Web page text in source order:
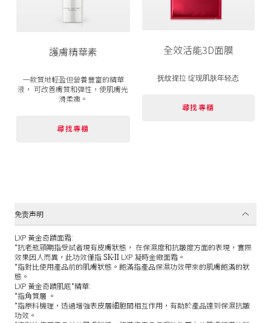
護膚精華素
一款質地輕盈但營養豐富的精華
液， 可改善膚質和彈性，使肌膚光
滑柔嫩。
尋找專櫃
全效活能3D面膜
抚纹提拉 绽现肌肤年轻态
尋找專櫃
免责声明
LXP 黃金奇蹟面霜:
*抗老瓶頸期指受試者現有皮膚狀態， 在保濕度和抗皺度方面的表現，實際
效果因人而異，此功效僅指SK-II LXP 凝時金緻面霜。
*指對比使用產品前的肌膚狀態。飽滿指產品保濕功效帶來的肌膚飽滿的狀
態。
LXP 黃金奇蹟肌底*精華:
*指角質層 。
*指原料機理，透過增強表皮層細胞間相互作用，有助於產品達到保濕抗皺
功效。